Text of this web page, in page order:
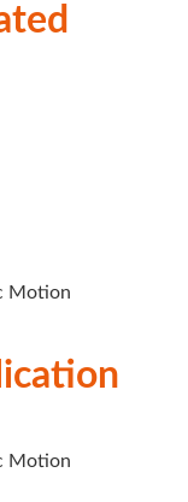
Motion
Motion